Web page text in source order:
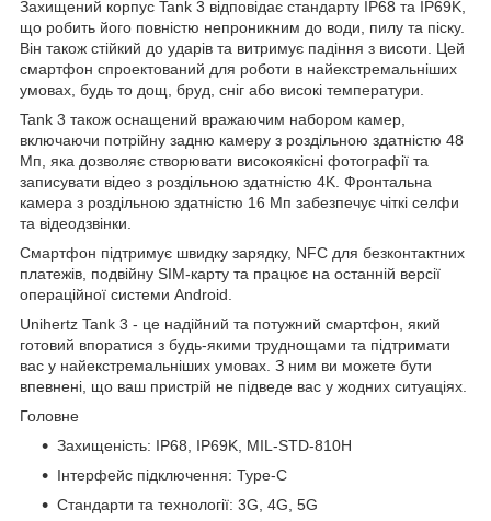
Захищений корпус Tank 3 відповідає стандарту IP68 та IP69K,
що робить його повністю непроникним до води, пилу та піску.
Він також стійкий до ударів та витримує падіння з висоти. Цей
смартфон спроектований для роботи в найекстремальніших
умовах, будь то дощ, бруд, сніг або високі температури.
Tank 3 також оснащений вражаючим набором камер,
включаючи потрійну задню камеру з роздільною здатністю 48
Мп, яка дозволяє створювати високоякісні фотографії та
записувати відео з роздільною здатністю 4K. Фронтальна
камера з роздільною здатністю 16 Мп забезпечує чіткі селфи
та відеодзвінки.
Смартфон підтримує швидку зарядку, NFC для безконтактних
платежів, подвійну SIM-карту та працює на останній версії
операційної системи Android.
Unihertz Tank 3 - це надійний та потужний смартфон, який
готовий впоратися з будь-якими труднощами та підтримати
вас у найекстремальніших умовах. З ним ви можете бути
впевнені, що ваш пристрій не підведе вас у жодних ситуаціях.
Головне
Захищеність: IP68, IP69K, MIL-STD-810H
Інтерфейс підключення: Type-C
Стандарти та технології: 3G, 4G, 5G